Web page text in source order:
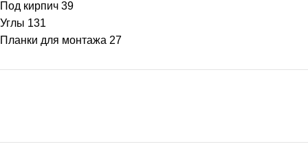
Под кирпич 39
Углы 131
Планки для монтажа 27